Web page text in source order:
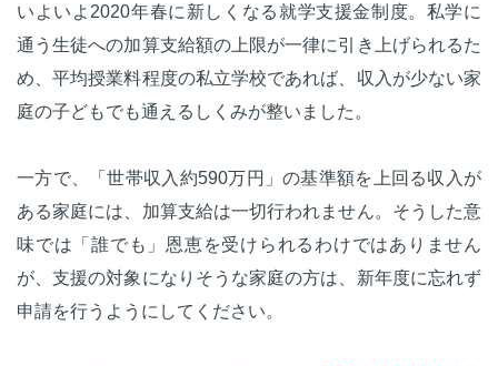
いよいよ2020年春に新しくなる就学支援金制度。私学に
通う生徒への加算支給額の上限が一律に引き上げられるた
め、平均授業料程度の私立学校であれば、収入が少ない家
庭の子どもでも通えるしくみが整いました。
一方で、「世帯収入約590万円」の基準額を上回る収入が
ある家庭には、加算支給は一切行われません。そうした意
味では「誰でも」恩恵を受けられるわけではありません
が、支援の対象になりそうな家庭の方は、新年度に忘れず
申請を行うようにしてください。